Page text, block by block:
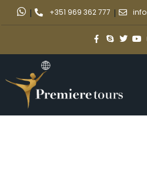
| +351 969 362 777 |